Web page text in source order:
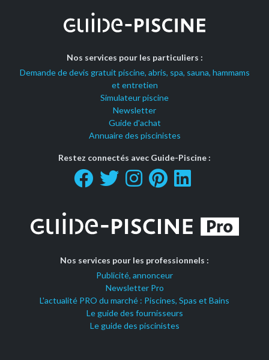
Nos services pour les particuliers :
Demande de devis gratuit piscine, abris, spa, sauna, hammams
et entretien
Simulateur piscine
Newsletter
Guide d'achat
Annuaire des piscinistes
Restez connectés avec Guide-Piscine :
Nos services pour les professionnels :
Publicité, annonceur
Newsletter Pro
L'actualité PRO du marché : Piscines, Spas et Bains
Le guide des fournisseurs
Le guide des piscinistes